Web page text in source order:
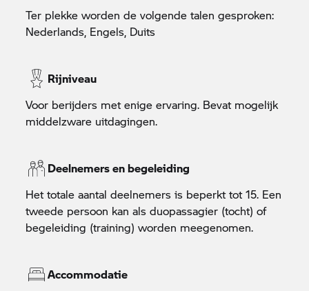
Ter plekke worden de volgende talen gesproken:
Nederlands, Engels, Duits
Rijniveau
Voor berijders met enige ervaring. Bevat mogelijk
middelzware uitdagingen.
Deelnemers en begeleiding
Het totale aantal deelnemers is beperkt tot 15. Een
tweede persoon kan als duopassagier (tocht) of
begeleiding (training) worden meegenomen.
Accommodatie